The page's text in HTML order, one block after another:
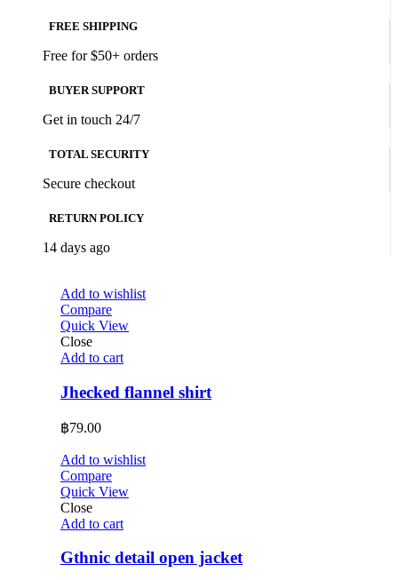
FREE SHIPPING
Free for $50+ orders
BUYER SUPPORT
Get in touch 24/7
TOTAL SECURITY
Secure checkout
RETURN POLICY
14 days ago
Add to wishlist
Compare
Quick View
Close
Add to cart
Jhecked flannel shirt
฿79.00
Add to wishlist
Compare
Quick View
Close
Add to cart
Gthnic detail open jacket